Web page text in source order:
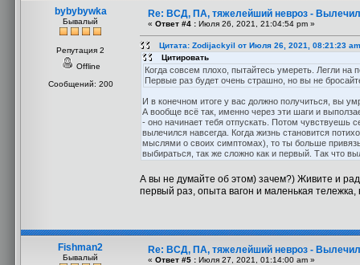
bybybywka
Бывалый
Репутация 2
Offline
Сообщений: 200
Re: ВСД, ПА, тяжелейший невроз -
« Ответ #4 : Июля 26, 2021, 21:04:54 pm »
Цитата: Zodijackyil от Июля 26, 2021, 08:21:23 am
Цитировать
Когда совсем плохо, пытайтесь умереть. Легли на
Первые раз будет очень страшно, но вы не
И в конечном итоге у вас должно получиться, вы
А вообще всё так, именно через эти шаги и
- оно начинает тебя отпускать. Потом
вылечился навсегда. Когда жизнь становится
мыслями о своих симптомах), то ты больше
выбираться, так же сложно как и первый. Так что
А вы не думайте об этом) зачем?) Живите и
первый раз, опыта вагон и маленькая тележка,
Fishman2
Бывалый
Re: ВСД, ПА, тяжелейший невроз -
« Ответ #5 : Июля 27, 2021, 01:14:00 am »